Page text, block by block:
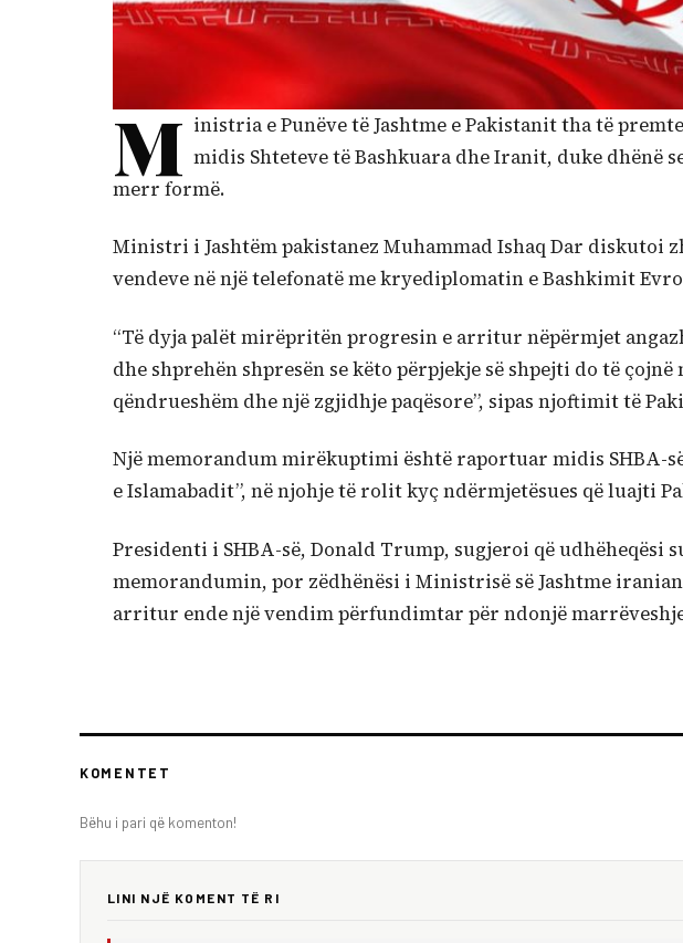
M inistria e Punëve të Jashtme e Pakistanit tha të
midis Shteteve të Bashkuara dhe Iranit, duke dhënë
merr formë.
Ministri i Jashtëm pakistanez Muhammad Ishaq Dar diskutoi
vendeve në një telefonatë me kryediplomatin e Bashkimit
“Të dyja palët mirëpritën progresin e arritur nëpërmjet
dhe shprehën shpresën se këto përpjekje së shpejti do të
qëndrueshëm dhe një zgjidhje paqësore”, sipas njoftimit të
Një memorandum mirëkuptimi është raportuar midis SHBA-
e Islamabadit”, në njohje të rolit kyç ndërmjetësues që luajti
Presidenti i SHBA-së, Donald Trump, sugjeroi që udhëheqësi
memorandumin, por zëdhënësi i Ministrisë së Jashtme
arritur ende një vendim përfundimtar për ndonjë
KOMENTET
Bëhu i pari që komenton!
LINI NJË KOMENT TË RI